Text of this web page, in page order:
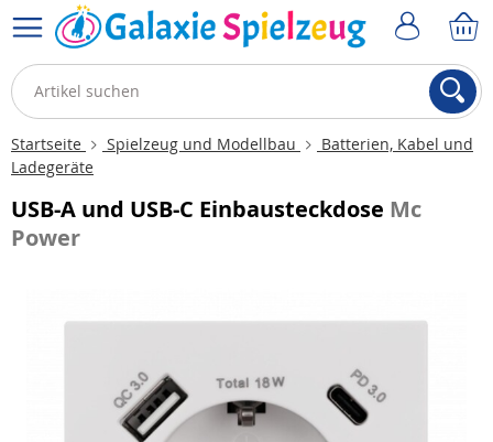
Startseite Spielzeug und Modellbau
Batterien, Kabel und
Ladegeräte
USB-A und USB-C Einbausteckdose Mc
Power